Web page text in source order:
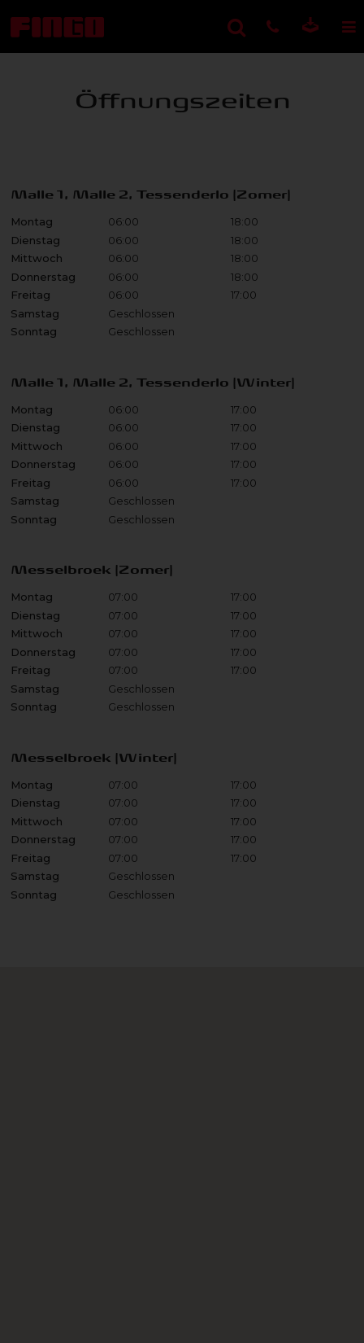
Öffnungszeiten
Malle 1, Malle 2, Tessenderlo (Zomer)
Montag 06:00
18:00
Dienstag
06:00
18:00
Mittwoch
06:00
18:00
Donnerstag
06:00
18:00
Freitag
06:00
17:00
Samstag
Geschlossen
Sonntag
Geschlossen
Malle 1, Malle 2, Tessenderlo (Winter)
Montag 06:00
17:00
Dienstag
06:00
17:00
Mittwoch
06:00
17:00
Donnerstag
06:00
17:00
Freitag
06:00
17:00
Samstag
Geschlossen
Sonntag
Geschlossen
Messelbroek (Zomer)
Montag 07:00
17:00
Dienstag
07:00
17:00
Mittwoch
07:00
17:00
Donnerstag
07:00
17:00
Freitag
07:00
17:00
Samstag
Geschlossen
Sonntag
Geschlossen
Messelbroek (Winter)
Montag 07:00
17:00
Dienstag
07:00
17:00
Mittwoch
07:00
17:00
Donnerstag
07:00
17:00
Freitag
07:00
17:00
Samstag
Geschlossen
Sonntag
Geschlossen